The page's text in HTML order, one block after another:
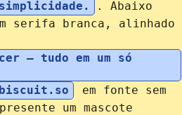
. Abaixo
serifa branca, alinhado
— tudo em um só
biscuit.so
em fonte sem
um mascote